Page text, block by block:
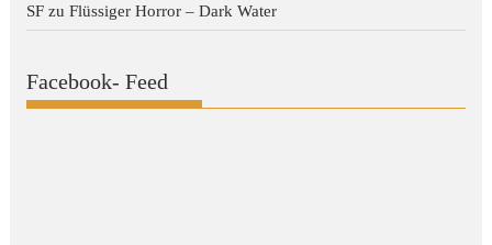
SF zuFlüssiger Horror – Dark Water
Facebook- Feed